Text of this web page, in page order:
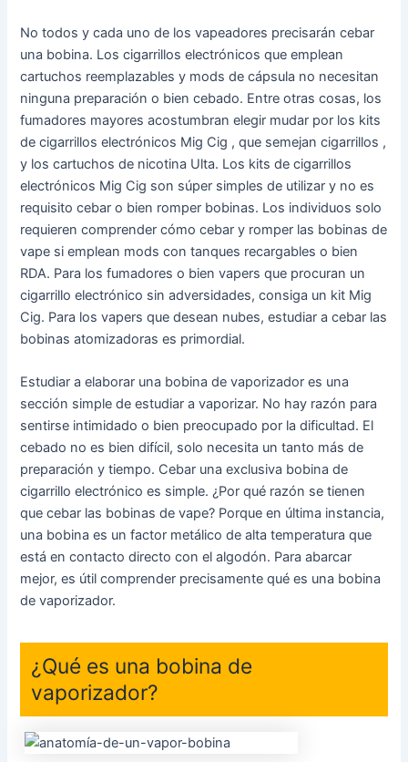
No todos y cada uno de los vapeadores precisarán cebar
una bobina. Los cigarrillos electrónicos que emplean
cartuchos reemplazables y mods de cápsula no necesitan
ninguna preparación o bien cebado. Entre otras cosas, los
fumadores mayores acostumbran elegir mudar por los kits
de cigarrillos electrónicos Mig Cig , que semejan cigarrillos ,
y los cartuchos de nicotina Ulta. Los kits de cigarrillos
electrónicos Mig Cig son súper simples de utilizar y no es
requisito cebar o bien romper bobinas. Los individuos solo
requieren comprender cómo cebar y romper las bobinas de
vape si emplean mods con tanques recargables o bien
RDA. Para los fumadores o bien vapers que procuran un
cigarrillo electrónico sin adversidades, consiga un kit Mig
Cig. Para los vapers que desean nubes, estudiar a cebar las
bobinas atomizadoras es primordial.
Estudiar a elaborar una bobina de vaporizador es una
sección simple de estudiar a vaporizar. No hay razón para
sentirse intimidado o bien preocupado por la dificultad. El
cebado no es bien difícil, solo necesita un tanto más de
preparación y tiempo. Cebar una exclusiva bobina de
cigarrillo electrónico es simple. ¿Por qué razón se tienen
que cebar las bobinas de vape? Porque en última instancia,
una bobina es un factor metálico de alta temperatura que
está en contacto directo con el algodón. Para abarcar
mejor, es útil comprender precisamente qué es una bobina
de vaporizador.
¿Qué es una bobina de
vaporizador?